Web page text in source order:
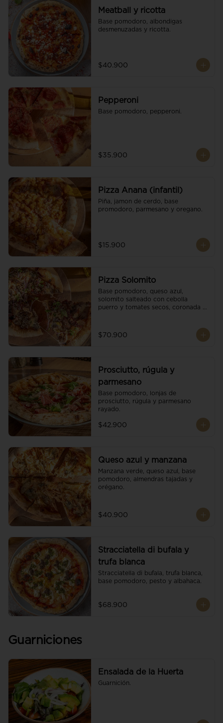
Meatball y ricotta
Base pomodoro, albondigas
desmenuzadas y ricotta.
$40.900
Pepperoni
Base pomodoro, pepperoni.
$35.900
Pizza Anana (infantil)
Piña, jamon de cerdo, base
promodoro, parmesano y oregano.
$15.900
Pizza Solomito
Base pomodoro, queso azul,
solomito salteado con cebolla
puerro y tomates secos, coronada
$70.900
Prosciutto, rúgula y
parmesano
Base pomodoro, lonjas de
prosciutto, rúgula y parmesano
rayado.
$42.900
Queso azul y manzana
Manzana verde, queso azul, base
pomodoro, almendras tajadas y
orégano.
$40.900
Stracciatella di bufala y
trufa blanca
Stracciatella di bufala, trufa blanca,
base pomodoro, pesto y albahaca.
$68.900
Guarniciones
Ensalada de la Huerta
Guarnición.